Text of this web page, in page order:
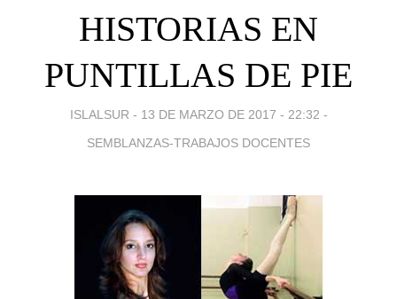
HISTORIAS EN
PUNTILLAS DE PIE
ISLALSUR - 13 DE MARZO DE 2017 - 22:32 -
SEMBLANZAS-TRABAJOS DOCENTES